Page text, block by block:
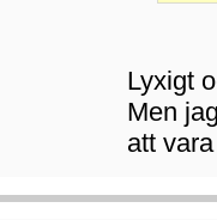
Lyxigt
Men
att